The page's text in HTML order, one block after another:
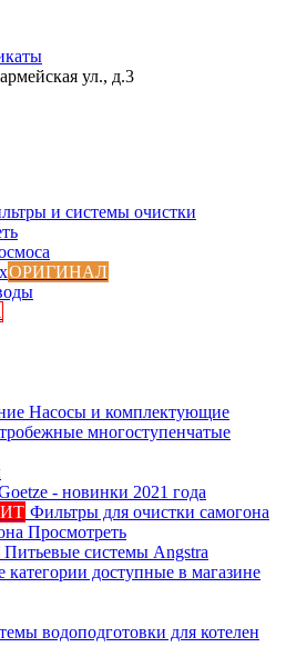
ул., д.3
и системы очистки
ОРИГИНАЛ
Насосы и комплектующие
многоступенчатые
- новинки 2021 года
Фильтры для очистки самогона
Просмотреть
Питьевые системы Angstra
категории доступные в магазине
водоподготовки для котелен